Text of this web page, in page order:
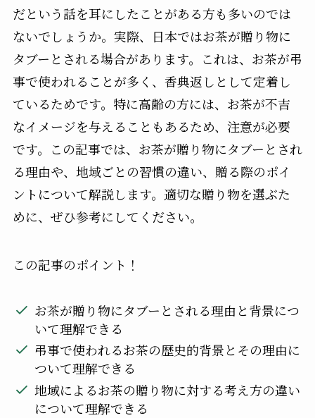
だという話を耳にしたことがある方も多いのでは
ないでしょうか。実際、日本ではお茶が贈り物に
タブーとされる場合があります。これは、お茶が弔
事で使われることが多く、香典返しとして定着し
ているためです。特に高齢の方には、お茶が不吉
なイメージを与えることもあるため、注意が必要
です。この記事では、お茶が贈り物にタブーとされ
る理由や、地域ごとの習慣の違い、贈る際のポイ
ントについて解説します。適切な贈り物を選ぶた
めに、ぜひ参考にしてください。
この記事のポイント！
お茶が贈り物にタブーとされる理由と背景につ
いて理解できる
弔事で使われるお茶の歴史的背景とその理由に
ついて理解できる
地域によるお茶の贈り物に対する考え方の違い
について理解できる